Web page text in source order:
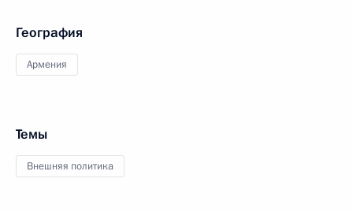
География
Армения
Темы
Внешняя политика